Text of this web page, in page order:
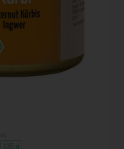
135 g